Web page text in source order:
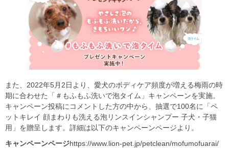
また、2022年5月2日より、愛犬のボディケア頻度が増える梅雨の時
期に合わせた「＃もふもふ洗いで泡タイム」キャンペーンを実施。
キャンペーン投稿にコメントした方の中から、抽選で100名に「ペ
ットキレイ 顔まわりも洗える泡リンスインシャンプー 子犬・子猫
用」を贈呈します。詳細は以下のキャンペーンページより。
キャンペーンページhttps://www.lion-pet.jp/petclean/mofumofuarai/